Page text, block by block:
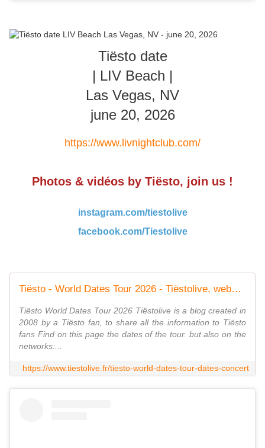
Tiësto date
| LIV Beach |
Las Vegas, NV
june 20, 2026
https://www.livnightclub.com/
Photos & vidéos by Tiësto, join us !
instagram.com/tiestolive
facebook.com/Tiestolive
Tiësto - World Dates Tour 2026 - Tiëstolive, website only about Tiësto
Tiësto World Dates Tour 2026 Tiëstolive is a blog created in
2008 by a Tiësto fan, to share all the information to Tiësto
fans Find on this page the dates of the tour. but also on the
networks:...
https://www.tiestolive.fr/tiesto-world-dates-tour-dates-concert